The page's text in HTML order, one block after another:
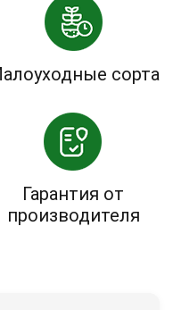
сорта
Гарантия от
производителя